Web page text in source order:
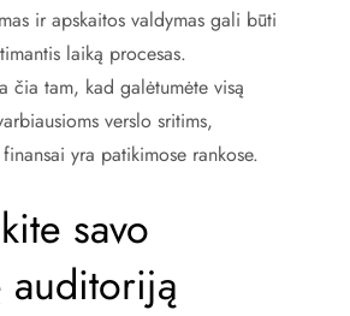
ir apskaitos valdymas gali būti
laiką procesas.
čia tam, kad galėtumėte visą
verslo sritims,
yra patikimose rankose.
savo
auditoriją